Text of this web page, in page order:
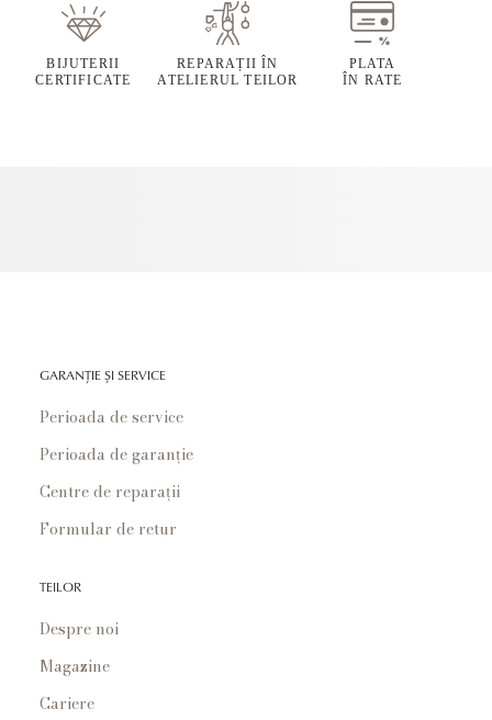
BIJUTERII
CERTIFICATE
REPARAȚII ÎN
ATELIERUL TEILOR
PLATA
ÎN RATE
GARANȚIE ȘI SERVICE
Perioada de service
Perioada de garanție
Centre de reparații
Formular de retur
TEILOR
Despre noi
Magazine
Cariere